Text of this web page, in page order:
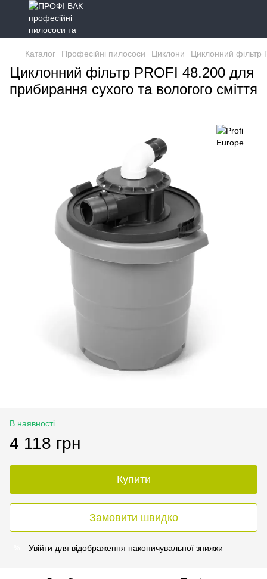
Каталог Професійні пилососи Циклони Циклонний фільтр
Циклонний фільтр PROFI 48.200 для
прибирання сухого та вологого сміття
В наявності
4 118 грн
Купити
Замовити швидко
Увійти для відображення накопичувальної знижки